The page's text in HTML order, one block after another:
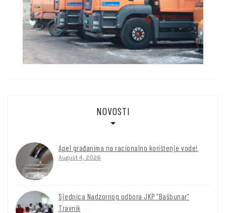
NOVOSTI
Apel građanima na racionalno korištenje vode!
August 4, 2026
Sjednica Nadzornog odbora JKP “Bašbunar”
Travnik